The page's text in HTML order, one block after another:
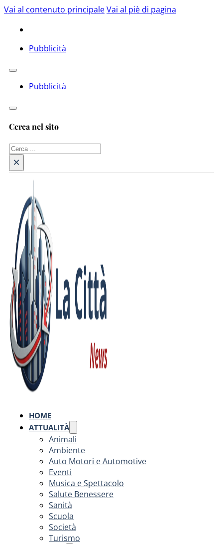
Vai al contenuto principaleVai al piè di pagina
Pubblicità
Pubblicità
Cerca nel sito
Cerca
×
HOME
ATTUALITÀ
Animali
Ambiente
Auto Motori e Automotive
Eventi
Musica e Spettacolo
Salute Benessere
Sanità
Scuola
Società
Turismo